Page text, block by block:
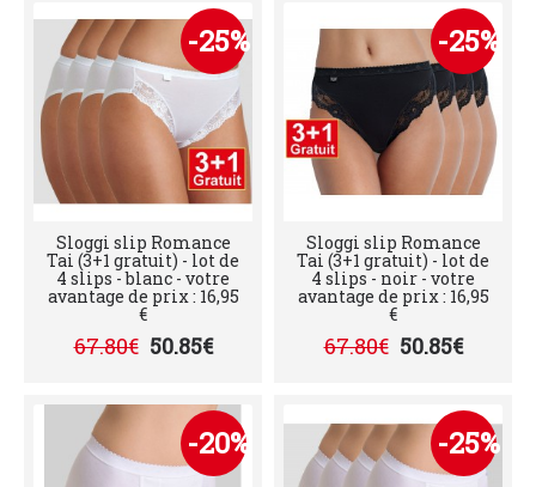
-25%
Sloggi slip Romance
Tai (3+1 gratuit) - lot de
4 slips - blanc - votre
avantage de prix : 16,95
€
67.80€ 50.85€
-25%
Sloggi slip Romance
Tai (3+1 gratuit) - lot de
4 slips - noir - votre
avantage de prix : 16,95
€
67.80€ 50.85€
-20% -25%